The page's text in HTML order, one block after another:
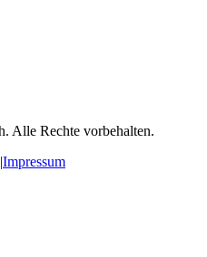
. Alle Rechte vorbehalten.
|Impressum